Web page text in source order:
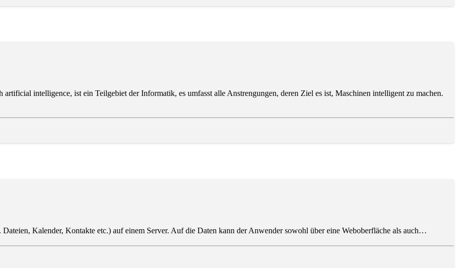
intelligence, ist ein Teilgebiet der Informatik, es umfasst alle Anstrengungen, deren Ziel es ist, Maschinen intelligent zu machen.
Kalender, Kontakte etc.) auf einem Server. Auf die Daten kann der Anwender sowohl über eine Weboberfläche als auch…